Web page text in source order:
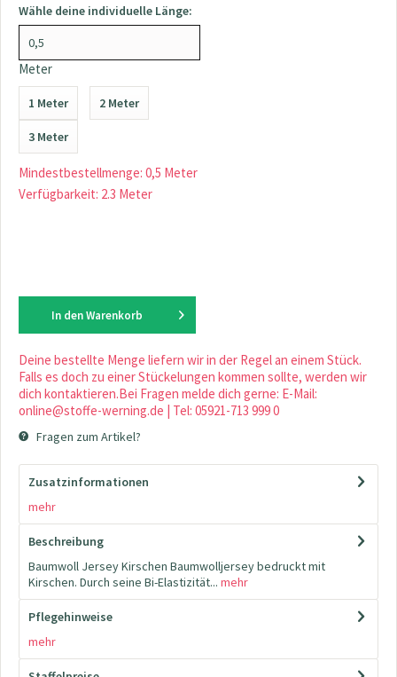
Wähle deine individuelle Länge:
Meter
1 Meter 2 Meter
3 Meter
Mindestbestellmenge: 0,5 Meter
Verfügbarkeit: 2.3 Meter
In den Warenkorb
Deine bestellte Menge liefern wir in der Regel an einem Stück.
Falls es doch zu einer Stückelungen kommen sollte, werden wir
dich kontaktieren.Bei Fragen melde dich gerne: E-Mail:
online@stoffe-werning.de | Tel: 05921-713 999 0
Fragen zum Artikel?
Zusatzinformationen
mehr
Beschreibung
Baumwoll Jersey Kirschen Baumwolljersey bedruckt mit
Kirschen. Durch seine Bi-Elastizität... mehr
Pflegehinweise
mehr